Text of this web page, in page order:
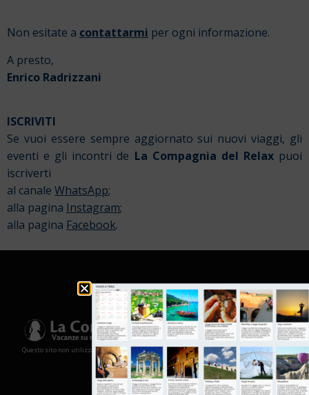
Non esitate a contattarmi per ogni informazione.
A presto,
Enrico Radrizzani
ISCRIVITI
Se vuoi essere sempre aggiornato sui nuovi viaggi, gli
eventi e gli incontri de La Compagnia del Relax puoi
iscriverti
al canale WhatsApp;
alla pagina Instagram;
alla pagina Facebook.
Questo sito non utilizza cookies e non memorizza in alcun modo le tue informazioni